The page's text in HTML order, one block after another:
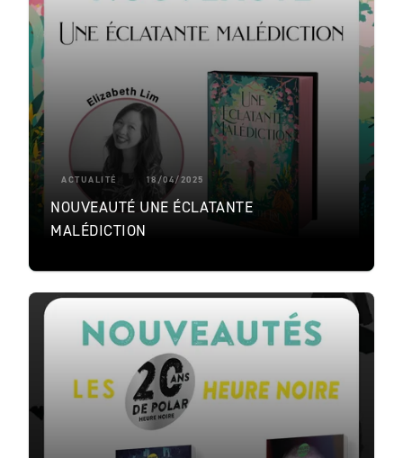
ACTUALITÉ 18/04/2025
NOUVEAUTÉ UNE ÉCLATANTE
MALÉDICTION